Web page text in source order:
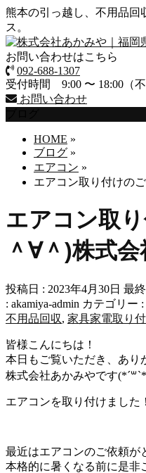
熊本の引っ越し、不用品回
ス。
お問い合わせはこちら
092-688-1307
受付時間 9:00 〜 18:00（不
お問い合わせ
HOME »
ブログ »
エアコン »
エアコン取り付けの
エアコン取
＾∀＾)株式
投稿日 : 2023年4月30日 最
: akamiya-admin カテゴリー :
不用品回収, 家具家電取り
皆様こんにちは！
本日もご覧いただき、あり
株式会社あかみやです
エアコンを取り付けました
最近はエアコンのご依頼が
本格的に暑くなる前に是非